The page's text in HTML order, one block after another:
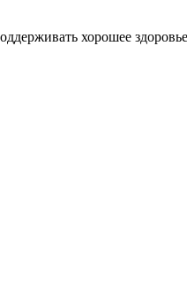
хорошее